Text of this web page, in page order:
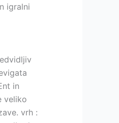
igralni
in
veliko
vrh :